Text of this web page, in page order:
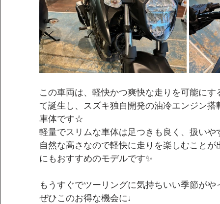
この車両は、軽快かつ爽快な走りを可能に
て誕生し、スズキ独自開発の油冷エンジン
車体です☆
軽量でスリムな車体は足つきも良く、扱い
自然な高さなので軽快に走りを楽しむこと
にもおすすめのモデルです✨
もうすぐでツーリングに気持ちいい季節がや
ぜひこのお得な機会に♩